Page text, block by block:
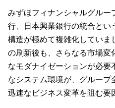
みずほフィナンシャルグル
行、日本興業銀行の統合と
構造が極めて複雑化してい
の刷新後も、さらなる市場
なモダナイゼーションが必
なシステム環境が、グルー
迅速なビジネス変革を阻む要